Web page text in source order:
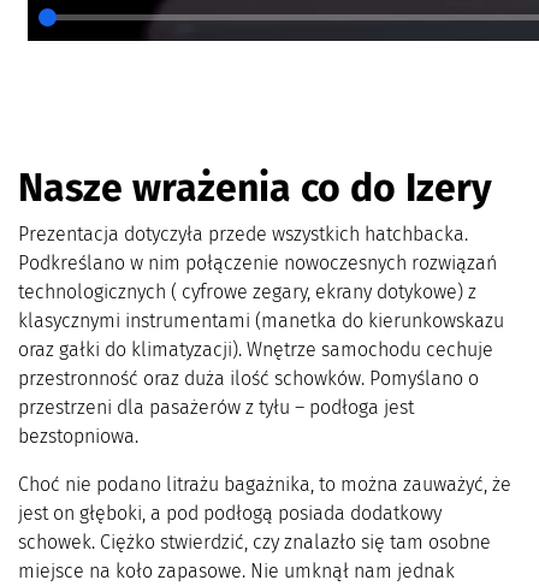
Nasze wrażenia co do Izery
Prezentacja dotyczyła przede wszystkich hatchbacka.
Podkreślano w nim połączenie nowoczesnych rozwiązań
technologicznych ( cyfrowe zegary, ekrany dotykowe) z
klasycznymi instrumentami (manetka do kierunkowskazu
oraz gałki do klimatyzacji). Wnętrze samochodu cechuje
przestronność oraz duża ilość schowków. Pomyślano o
przestrzeni dla pasażerów z tyłu – podłoga jest
bezstopniowa.
Choć nie podano litrażu bagażnika, to można zauważyć, że
jest on głęboki, a pod podłogą posiada dodatkowy
schowek. Ciężko stwierdzić, czy znalazło się tam osobne
miejsce na koło zapasowe. Nie umknął nam jednak